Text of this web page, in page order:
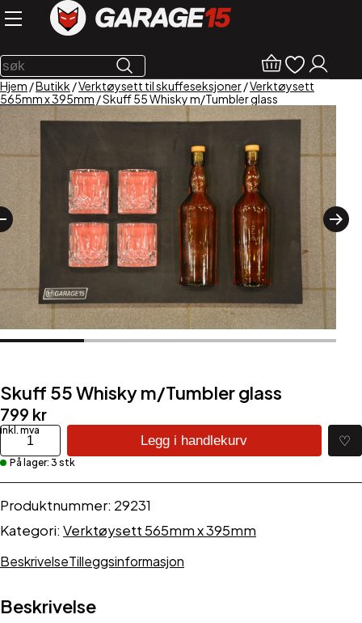
Hjem /Butikk /Verktøysett til skuffeseksjoner/Verktøysett
565mm x 395mm / Skuff 55 Whisky m/Tumbler glass
Skuff 55 Whisky m/Tumbler glass
799 kr
Skuff
55
Whisky
m/Tumbler
glass
Legg i handlekurv ♡
På lager: 3 stk
Produktnummer: 29231
Kategori:Verktøysett 565mm x 395mm
BeskrivelseTilleggsinformasjon
Beskrivelse